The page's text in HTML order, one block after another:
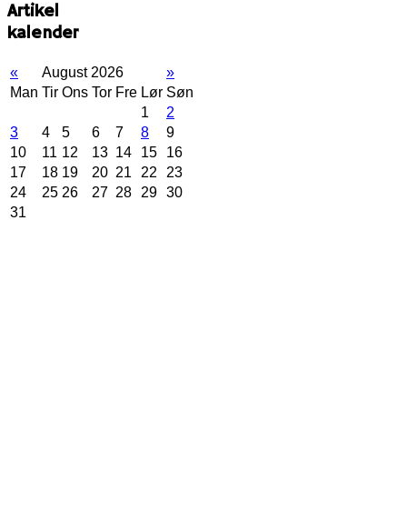
Artikel
kalender
« August 2026
»
Man Tir Ons Tor Fre Lør Søn
1
2
3
4 5 6 7 8
9
10
11 12 13 14 15
16
17
18 19 20 21 22
23
24
25 26 27 28 29 30
31